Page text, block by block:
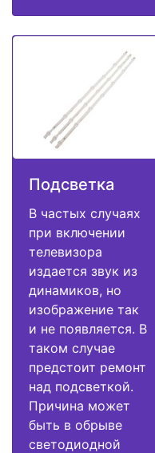
Подсветка
В частых случаях
при включении
телевизора
издается звук из
динамиков, но
изображение так
и не появляется. В
таком случае
предстоит ремонт
над подсветкой.
Причина может
быть в обрыве
светодиодной